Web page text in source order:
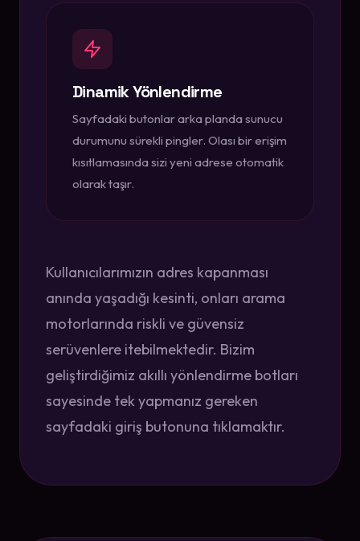
Dinamik Yönlendirme
Sayfadaki butonlar arka planda sunucu
durumunu sürekli pingler. Olası bir erişim
kısıtlamasında sizi yeni adrese otomatik
olarak taşır.
Kullanıcılarımızın adres kapanması
anında yaşadığı kesinti, onları arama
motorlarında riskli ve güvensiz
serüvenlere itebilmektedir. Bizim
geliştirdiğimiz akıllı yönlendirme botları
sayesinde tek yapmanız gereken
sayfadaki giriş butonuna tıklamaktır.